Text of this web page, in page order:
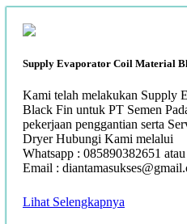
Supply Evaporator Coil Material
Kami telah melakukan Supply
Black Fin untuk PT Semen
pekerjaan penggantian serta
Dryer Hubungi Kami melalui
Whatsapp : 085890382651
Email :
Lihat Selengkapnya